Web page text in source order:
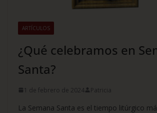
ARTÍCULOS
¿Qué celebramos en
Santa?
1 de febrero de 2024 Patricia
La Semana Santa es el tiempo litúrgico